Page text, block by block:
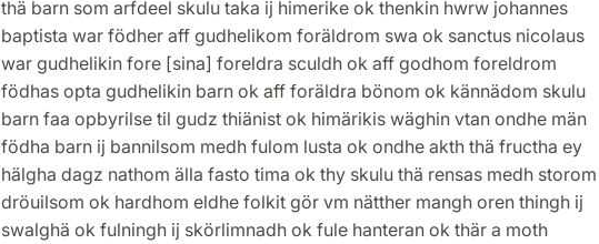
thä barn som arfdeel skulu taka ij himerike ok thenkin hwrw johannes
baptista war födher aff gudhelikom foräldrom swa ok sanctus nicolaus
war gudhelikin fore [sina] foreldra sculdh ok aff godhom foreldrom
födhas opta gudhelikin barn ok aff foräldra bönom ok kännädom skulu
barn faa opbyrilse til gudz thiänist ok himärikis wäghin vtan ondhe män
födha barn ij bannilsom medh fulom lusta ok ondhe akth thä fructha ey
hälgha dagz nathom älla fasto tima ok thy skulu thä rensas medh storom
dröuilsom ok hardhom eldhe folkit gör vm nätther mangh oren thingh ij
swalghä ok fulningh ij skörlimnadh ok fule hanteran ok thär a moth